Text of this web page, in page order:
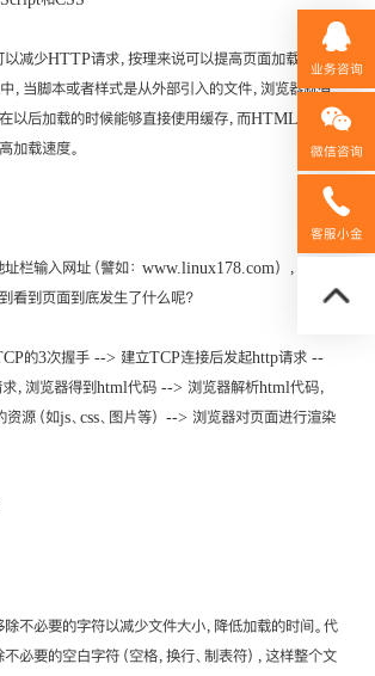
业务咨询
微信咨询
客服小金
减少HTTP请求，按理来说可以提高页面加载的速
，当脚本或者样式是从外部引入的文件，浏览器就有
以后加载的时候能够直接使用缓存，而HTML文档
加载速度。
栏输入网址（譬如： www.linux178.com） ，然后
看到页面到底发生了什么呢？
的3次握手 --> 建立TCP连接后发起http请求 --
，浏览器得到html代码 --> 浏览器解析html代码，
源（如js、css、图片等） --> 浏览器对页面进行渲染
不必要的字符以减少文件大小，降低加载的时间。代
必要的空白字符（空格，换行、制表符），这样整个文